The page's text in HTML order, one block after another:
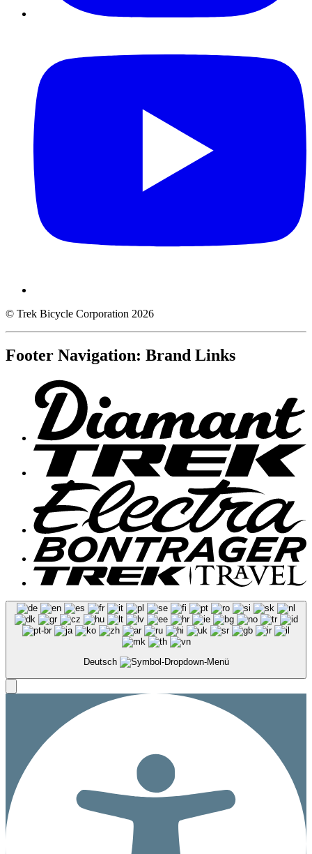
© Trek Bicycle Corporation 2026
Footer Navigation: Brand Links
Deutsch